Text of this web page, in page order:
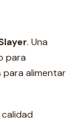
. Una
para
para alimentar